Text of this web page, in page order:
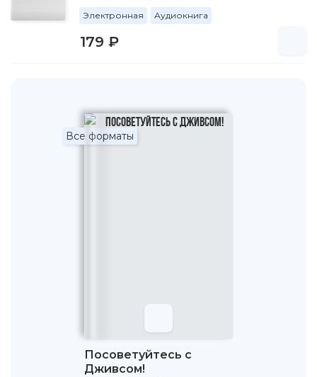
Электронная Аудиокнига
179 ₽
Все форматы
Посоветуйтесь с
Дживсом!